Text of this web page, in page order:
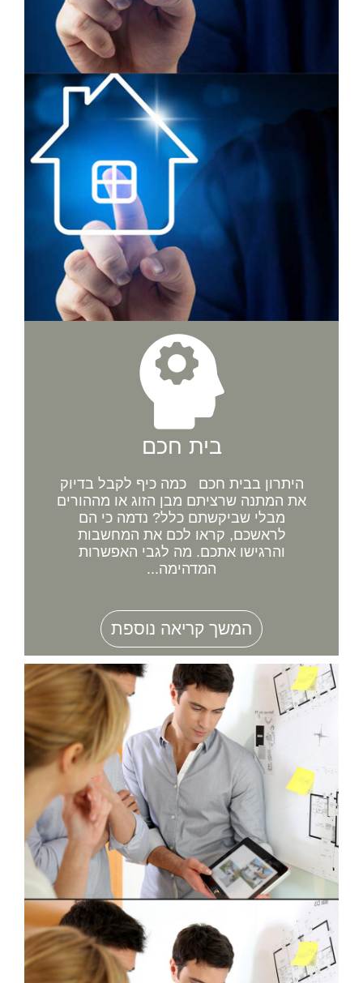
בית חכם
היתרון בבית חכם כמה כיף לקבל בדיוק
את המתנה שרציתם מבן הזוג או מההורים
מבלי שביקשתם כלל? נדמה כי הם
לראשכם, קראו לכם את המחשבות
והרגישו אתכם. מה לגבי האפשרות
המדהימה...
המשך קריאה נוספת